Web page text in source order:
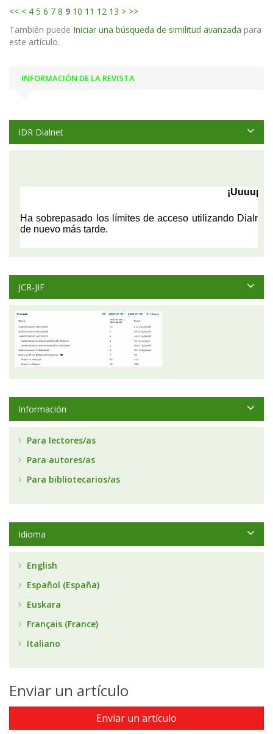
<< < 4 5 6 7 8 9 10 11 12 13 > >>
También puede Iniciar una búsqueda de similitud avanzada para
este artículo.
INFORMACIÓN DE LA REVISTA
IDR Dialnet
JCR-JIF
Información
Para lectores/as
Para autores/as
Para bibliotecarios/as
Idioma
English
Español (España)
Euskara
Français (France)
Italiano
Enviar un artículo
Enviar un artículo